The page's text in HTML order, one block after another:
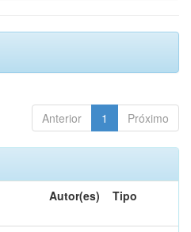
Anterior 1 Próximo
Autor(es) Tipo